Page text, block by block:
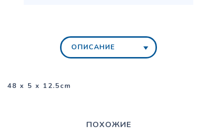
ОПИСАНИЕ
48 x 5 x 12.5cm
ПОХОЖИЕ